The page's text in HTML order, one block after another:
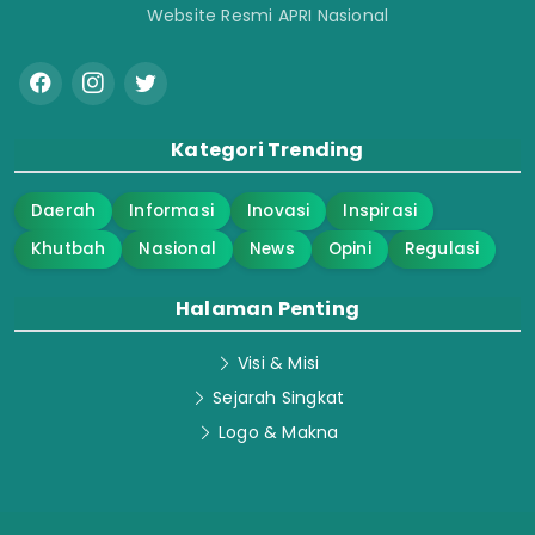
Website Resmi APRI Nasional
Kategori Trending
Daerah Informasi Inovasi
Inspirasi
Khutbah
Nasional News Opini Regulasi
Halaman Penting
Visi & Misi
Sejarah Singkat
Logo & Makna